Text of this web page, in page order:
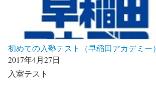
初めての入塾テスト（早稲田アカデミー）
2017年4月27日
入室テスト